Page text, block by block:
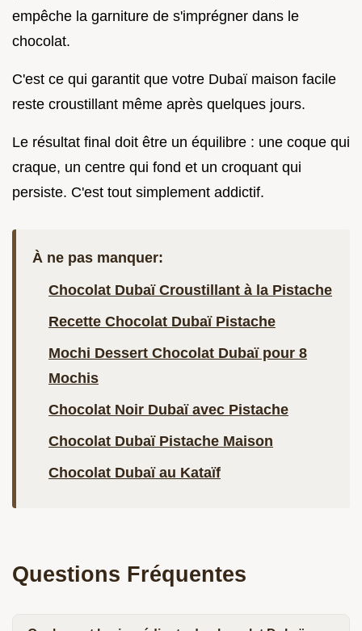
empêche la garniture de s'imprégner dans le
chocolat.
C'est ce qui garantit que votre Dubaï maison facile
reste croustillant même après quelques jours.
Le résultat final doit être un équilibre : une coque qui
craque, un centre qui fond et un croquant qui
persiste. C'est tout simplement addictif.
À ne pas manquer:
Chocolat Dubaï Croustillant à la Pistache
Recette Chocolat Dubaï Pistache
Mochi Dessert Chocolat Dubaï pour 8
Mochis
Chocolat Noir Dubaï avec Pistache
Chocolat Dubaï Pistache Maison
Chocolat Dubaï au Kataïf
Questions Fréquentes